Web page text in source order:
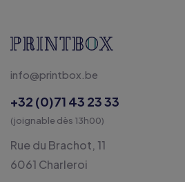
info@printbox.be
+32 (0)71 43 23 33
(joignable dès 13h00)
Rue du Brachot, 11
6061 Charleroi